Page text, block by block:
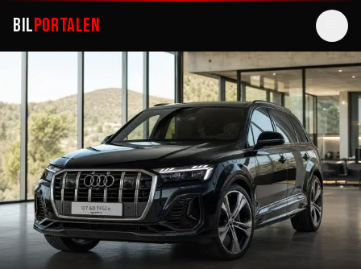
BILPORTALEN
GUIDES
ARTIKLER
VÆRKTØJER
ELBILER
SUPERBILER